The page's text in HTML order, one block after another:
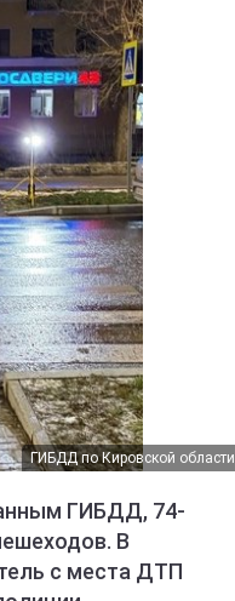
ГИБДД по Кировской области
ГИБДД, 74-
В
с места ДТП